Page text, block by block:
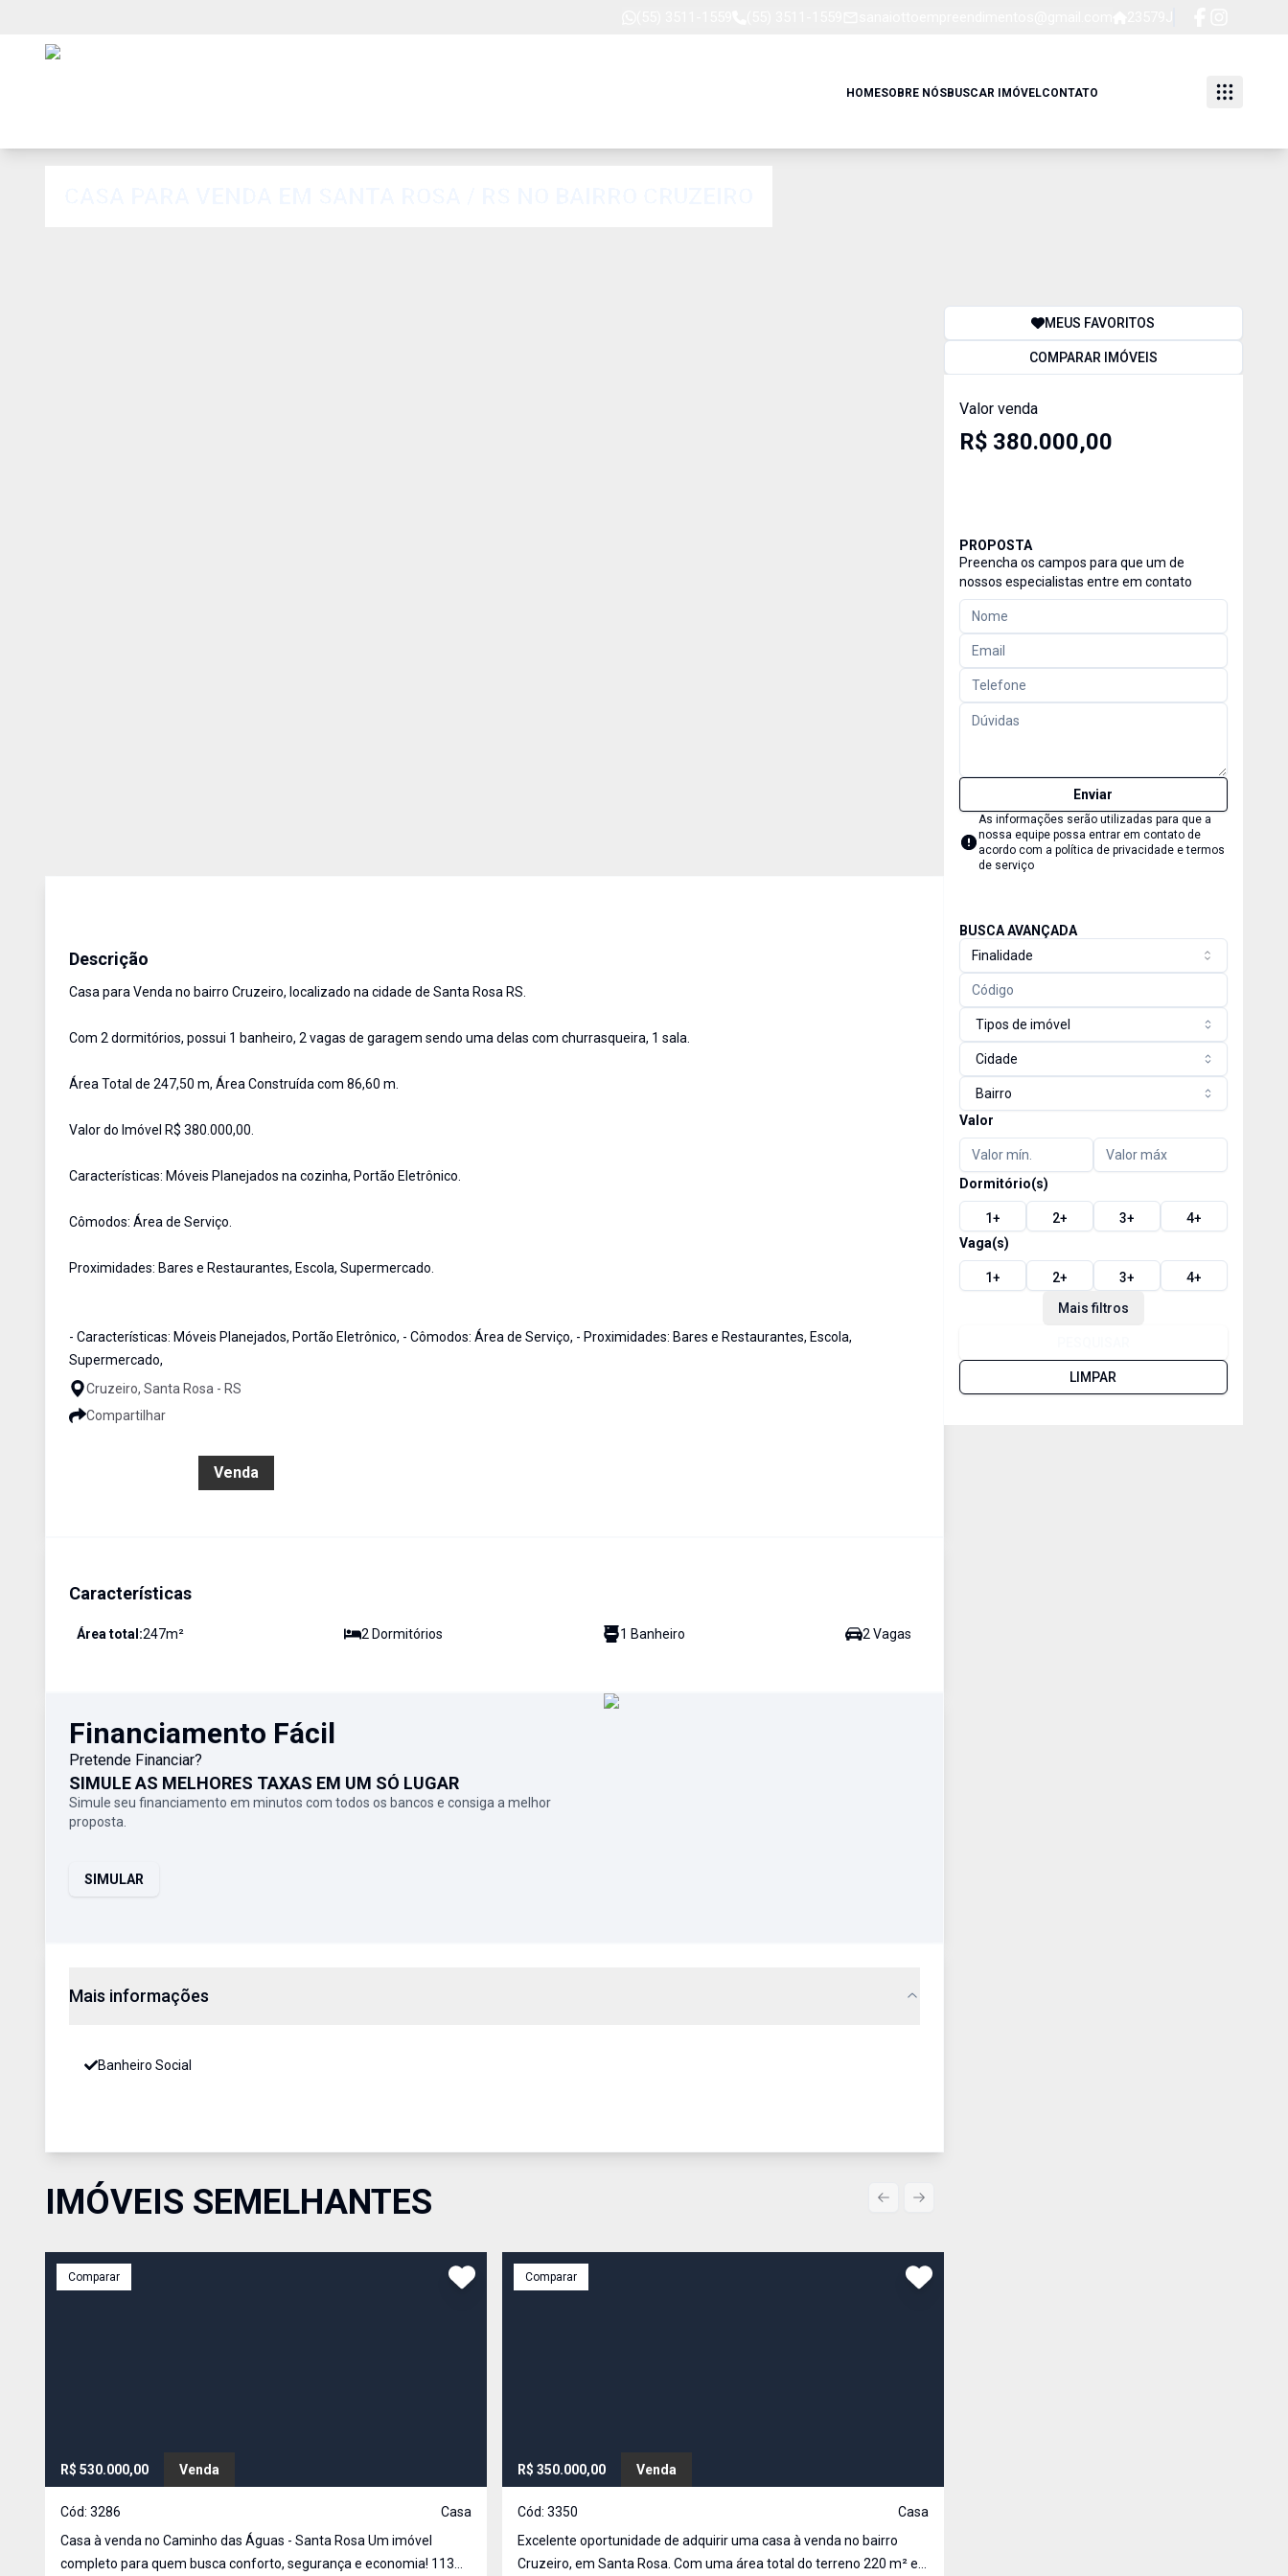
HOMESOBRE NÓSBUSCAR IMÓVELCONTATO
Descrição
Casa para Venda no bairro Cruzeiro, localizado na cidade de Santa Rosa RS.
Com 2 dormitórios, possui 1 banheiro, 2 vagas de garagem sendo uma delas com churrasqueira, 1 sala.
Área Total de 247,50 m, Área Construída com 86,60 m.
Valor do Imóvel R$ 380.000,00.
Características: Móveis Planejados na cozinha, Portão Eletrônico.
Cômodos: Área de Serviço.
Proximidades: Bares e Restaurantes, Escola, Supermercado.
- Características: Móveis Planejados, Portão Eletrônico, - Cômodos: Área de Serviço, - Proximidades: Bares e Restaurantes, Escola,
Supermercado,
Cruzeiro, Santa Rosa - RS
Compartilhar
Venda
Características
Área total:247m² 2 Dormitórios 1 Banheiro 2 Vagas
Financiamento Fácil
Pretende Financiar?
SIMULE AS MELHORES TAXAS EM UM SÓ LUGAR
Simule seu financiamento em minutos com todos os bancos e consiga a melhor
proposta.
SIMULAR
Mais informações
Banheiro Social
IMÓVEIS SEMELHANTES
Comparar
R$ 530.000,00 Venda
Cód: 3286
Casa
Casa à venda no Caminho das Águas - Santa Rosa Um imóvel
completo para quem busca conforto, segurança e economia! 113
Comparar
R$ 350.000,00 Venda
Cód: 3350
Casa
Excelente oportunidade de adquirir uma casa à venda no bairro
Cruzeiro, em Santa Rosa. Com uma área total do terreno 220 m² e
Previous slide
Next slide
MEUS FAVORITOS
COMPARAR IMÓVEIS
Valor venda
R$ 380.000,00
PROPOSTA
Preencha os campos para que um de
nossos especialistas entre em contato
Enviar
As informações serão utilizadas para que a
nossa equipe possa entrar em contato de
acordo com a política de privacidade e termos
de serviço
BUSCA AVANÇADA
Finalidade
Tipos de imóvel
Cidade
Bairro
Valor
Dormitório(s)
1+ 2+ 3+ 4+
Vaga(s)
1+ 2+ 3+ 4+
Mais filtros
LIMPAR